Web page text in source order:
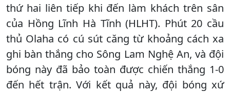
thứ hai liên tiếp khi đến làm khách trên sân
của Hồng Lĩnh Hà Tĩnh (HLHT). Phút 20 cầu
thủ Olaha có cú sút căng từ khoảng cách xa
ghi bàn thắng cho Sông Lam Nghệ An, và đội
bóng này đã bảo toàn được chiến thắng 1-0
đến hết trận. Với kết quả này, đội bóng xứ